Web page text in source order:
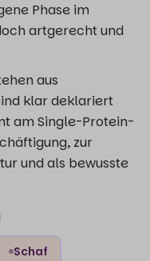
Phase im
artgerecht und
aus
klar deklariert
am Single-Protein-
zur
und als bewusste
Schaf